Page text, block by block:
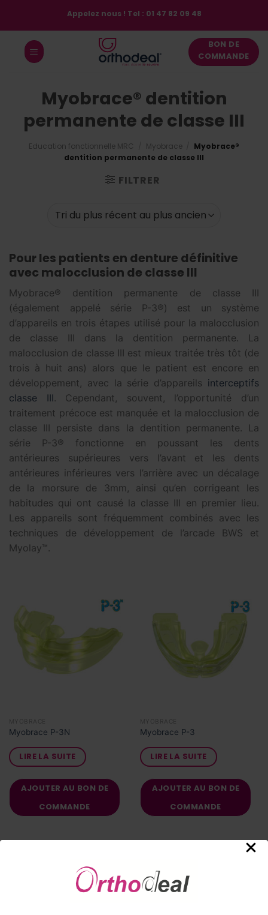
contenu
Appelez nous ! Tel : 01 47 82 09 48
BON DE
COMMANDE
Myobrace® dentition
permanente de classe III
Education fonctionnelle MRC Myobrace
Myobrace®
dentition permanente de classe III
FILTRER
Pour les patients en denture définitive
avec malocclusion de classe III
Myobrace® dentition permanente de classe III
(également appelé série P-3®) est un système
d’appareils en trois étapes utilisé pour la malocclusion
de classe III dans la dentition permanente. La
malocclusion de classe III est mieux traitée très tôt (de
trois à huit ans) alors que le patient est encore en
développement, avec la série d’appareils interceptifs
classe III. Cependant, souvent, l’opportunité d’un
traitement précoce est manquée et la malocclusion de
classe III persiste dans la dentition permanente. La
série P-3® fonctionne en poussant les dents
antérieures supérieures vers l’avant et les dents
antérieures inférieures vers l’arrière avec un décalage
de la morsure de 3mm, ainsi qu’en corrigeant les
habitudes qui ont causé la classe III en premier lieu.
Les appareils sont fréquemment combinés avec les
techniques de développement de l’arcade BWS et
Myolay™.
Myobrace P-3N
LIRE LA SUITE
AJOUTER AU BON DE
COMMANDE
Myobrace P-3
LIRE LA SUITE
AJOUTER AU BON DE
COMMANDE